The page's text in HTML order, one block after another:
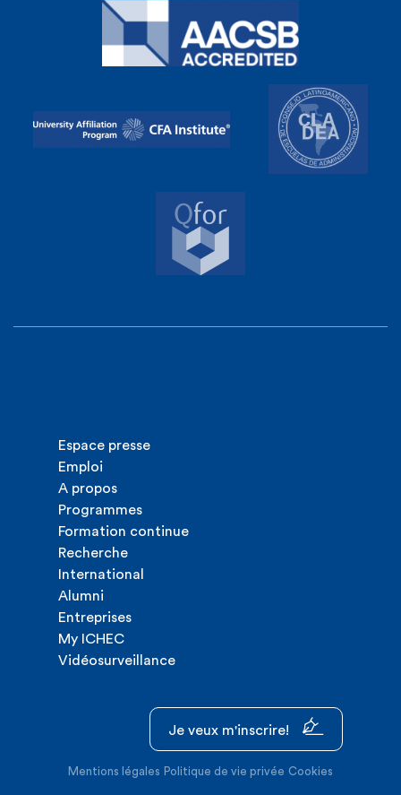
Espace presse
Emploi
A propos
Programmes
Formation continue
Recherche
International
Alumni
Entreprises
My ICHEC
Vidéosurveillance
Je veux m'inscrire!
Mentions légales Politique de vie privée Cookies